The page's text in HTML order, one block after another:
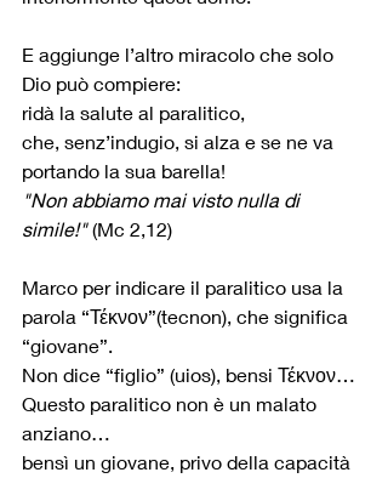
E aggiunge l’altro miracolo che solo
Dio può compiere:
ridà la salute al paralitico,
che, senz’indugio, si alza e se ne va
portando la sua barella!
"Non abbiamo mai visto nulla di
simile!" (Mc 2,12)
Marco per indicare il paralitico usa la
parola “Τέκνον”(tecnon), che significa
“giovane”.
Non dice “figlio” (uios), bensi Τέκνον…
Questo paralitico non è un malato
anziano…
bensì un giovane, privo della capacità